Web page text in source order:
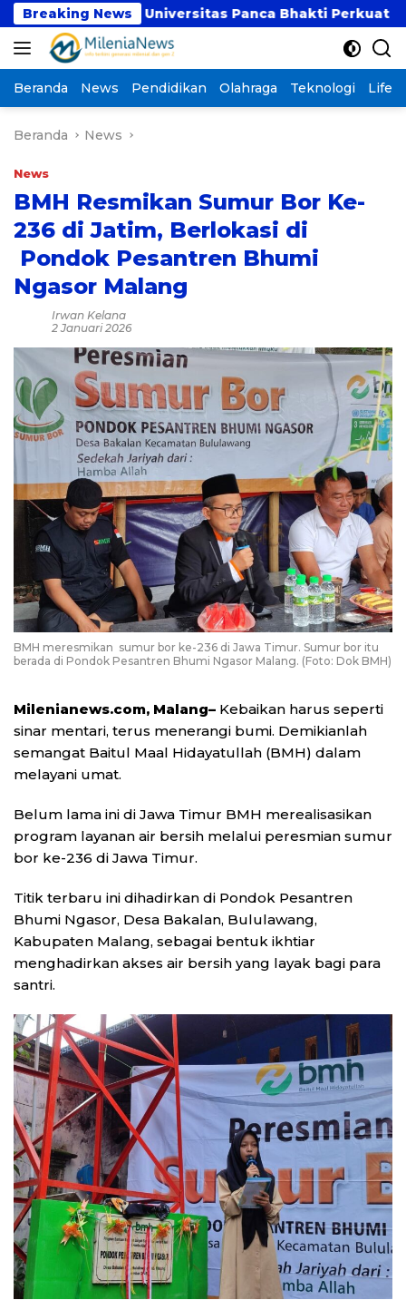
Langsung
ke
konten
Breaking News
dan Universitas Panca Bhakti Perkuat Kolaborasi
Beranda News Pendidikan Olahraga Teknologi
Beranda News
News
BMH Resmikan Sumur Bor Ke-
236 di Jatim, Berlokasi di
Pondok Pesantren Bhumi
Ngasor Malang
Irwan Kelana
2 Januari 2026
BMH meresmikan sumur bor ke-236 di Jawa Timur. Sumur bor itu
berada di Pondok Pesantren Bhumi Ngasor Malang. (Foto: Dok BMH)
Milenianews.com, Malang– Kebaikan harus seperti
sinar mentari, terus menerangi bumi. Demikianlah
semangat Baitul Maal Hidayatullah (BMH) dalam
melayani umat.
Belum lama ini di Jawa Timur BMH merealisasikan
program layanan air bersih melalui peresmian sumur
bor ke-236 di Jawa Timur.
Titik terbaru ini dihadirkan di Pondok Pesantren
Bhumi Ngasor, Desa Bakalan, Bululawang,
Kabupaten Malang, sebagai bentuk ikhtiar
menghadirkan akses air bersih yang layak bagi para
santri.